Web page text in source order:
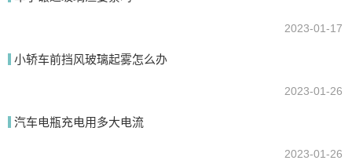
2023-01-17
小轿车前挡风玻璃起雾怎么办
2023-01-26
汽车电瓶充电用多大电流
2023-01-26